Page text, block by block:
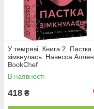
У темряві. Книга 2. Пастка
зімкнулась. Навесса Аллен
BookChef
В наявності
418 ₴